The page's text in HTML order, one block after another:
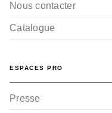
Nous contacter
Catalogue
ESPACES PRO
Presse